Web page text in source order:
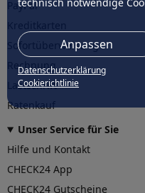
Anpassen
Datenschutzerklärung
Cookierichtlinie
PayPal
Sofortüberweisung
Rechnung
Lastschrift
Ratenkauf
Unser Service für Sie
Hilfe und Kontakt
CHECK24 App
CHECK24 Gutscheine